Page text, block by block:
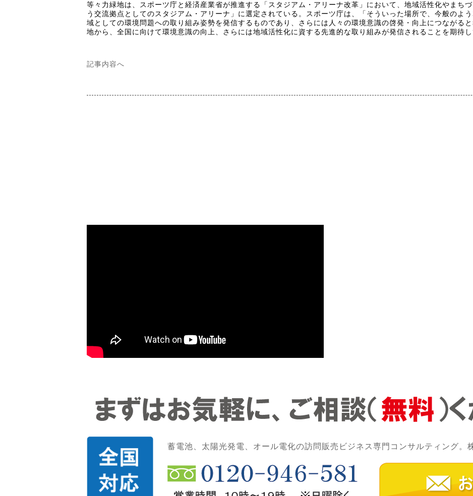
等々力緑地は、スポーツ庁と経済産業省が推進する「スタジアム・アリーナ改革」において、地域活性化やまち
う交流拠点としてのスタジアム・アリーナ」に選定されている。スポーツ庁は、「そういった場所で、今般のよ
域としての環境問題への取り組み姿勢を発信するものであり、さらには人々の環境意識の啓発・向上につながる
地から、全国に向けて環境意識の向上、さらには地域活性化に資する先進的な取り組みが発信されることを期待
記事内容へ
蓄電池、太陽光発電、オール電化の訪問販売ビジネス専門コンサルティング。